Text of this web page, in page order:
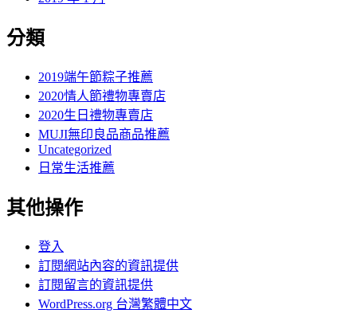
分類
2019端午節粽子推薦
2020情人節禮物專賣店
2020生日禮物專賣店
MUJI無印良品商品推薦
Uncategorized
日常生活推薦
其他操作
登入
訂閱網站內容的資訊提供
訂閱留言的資訊提供
WordPress.org 台灣繁體中文